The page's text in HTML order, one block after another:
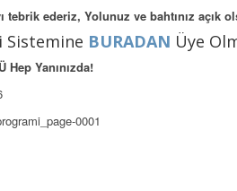
tebrik ederiz, Yolunuz ve bahtınız açık
Sistemine BURADAN Üye
Hep Yanınızda!